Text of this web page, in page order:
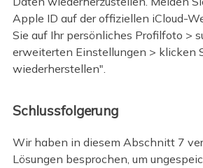
Apple ID auf der offiziellen iCloud-
Sie auf Ihr persönliches Profilfoto >
erweiterten Einstellungen > klicken
wiederherstellen".
Schlussfolgerung
Wir haben in diesem Abschnitt 7
Lösungen besprochen, um